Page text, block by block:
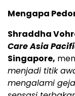
Mengapa
Shraddha
Care Asia
Singapore,
menjadi titik
mengalami